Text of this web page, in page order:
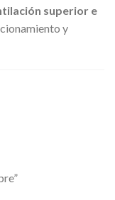
superior e
y